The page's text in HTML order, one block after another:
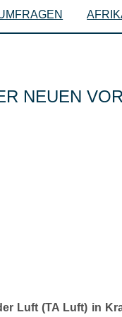
NEUEN
Luft (TA Luft) in